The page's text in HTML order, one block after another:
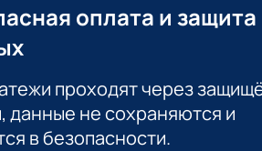
оплата и защита
проходят через
данные не сохраняются и
в безопасности.